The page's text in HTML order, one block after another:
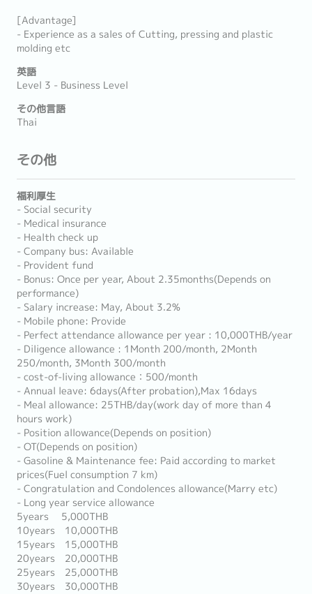
[Advantage]
- Experience as a sales of Cutting, pressing and plastic
molding etc
英語
Level 3 - Business Level
その他言語
Thai
その他
福利厚生
- Social security
- Medical insurance
- Health check up
- Company bus: Available
- Provident fund
- Bonus: Once per year, About 2.35months(Depends on
performance)
- Salary increase: May, About 3.2%
- Mobile phone: Provide
- Perfect attendance allowance per year : 10,000THB/year
- Diligence allowance : 1Month 200/month, 2Month
250/month, 3Month 300/month
- cost-of-living allowance：500/month
- Annual leave: 6days(After probation),Max 16days
- Meal allowance: 25THB/day(work day of more than 4
hours work)
- Position allowance(Depends on position)
- OT(Depends on position)
- Gasoline & Maintenance fee: Paid according to market
prices(Fuel consumption 7 km)
- Congratulation and Condolences allowance(Marry etc)
- Long year service allowance
5years 5,000THB
10years 10,000THB
15years 15,000THB
20years 20,000THB
25years 25,000THB
30years 30,000THB